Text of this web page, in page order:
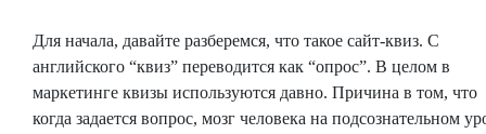
Для начала, давайте разберемся, что такое сайт-квиз. С
английского “квиз” переводится как “опрос”. В целом в
маркетинге квизы используются давно. Причина в том, что
когда задается вопрос, мозг человека на подсознательном